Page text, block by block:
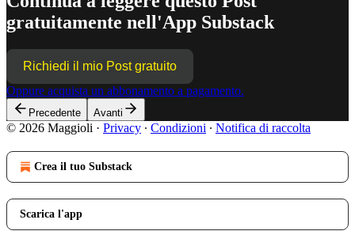
gratuitamente nell'App Substack
Richiedi il mio Post gratuito
Oppure acquista un abbonamento a pagamento.
Precedente Avanti
© 2026 Maggioli · Privacy ∙ Condizioni ∙ Notifica di raccolta
Crea il tuo Substack
Scarica l'app